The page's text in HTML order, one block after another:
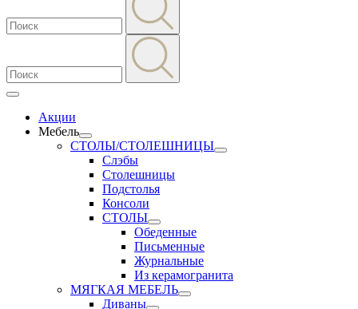
Акции
Мебель
СТОЛЫ/СТОЛЕШНИЦЫ
Слэбы
Столешницы
Подстолья
Консоли
СТОЛЫ
Обеденные
Письменные
Журнальные
Из керамогранита
МЯГКАЯ МЕБЕЛЬ
Диваны